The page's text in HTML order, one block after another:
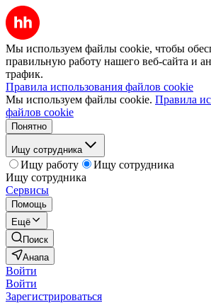
Мы используем файлы cookie, чтобы
правильную работу нашего веб-сайта и
трафик.
Правила использования файлов cookie
Мы используем файлы cookie. Правила
файлов cookie
Понятно
Ищу сотрудника
Ищу работу
Ищу сотрудника
Ищу сотрудника
Сервисы
Помощь
Ещё
Поиск
Анапа
Войти
Войти
Зарегистрироваться